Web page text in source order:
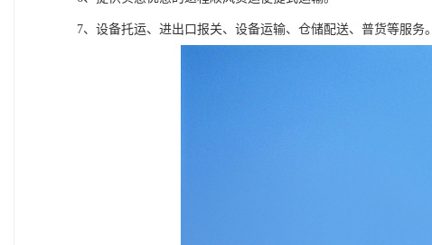
7、设备托运、进出口报关、设备运输、仓储配送、普货等服务。